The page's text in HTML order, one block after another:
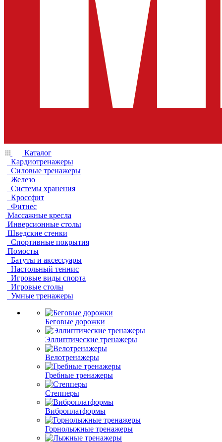
Каталог
Кардиотренажеры
Силовые тренажеры
Железо
Системы хранения
Кроссфит
Фитнес
Массажные кресла
Инверсионные столы
Шведские стенки
Спортивные покрытия
Помосты
Батуты и аксессуары
Настольный теннис
Игровые виды спорта
Игровые столы
Умные тренажеры
Беговые дорожки
Эллиптические тренажеры
Велотренажеры
Гребные тренажеры
Степперы
Виброплатформы
Горнолыжные тренажеры